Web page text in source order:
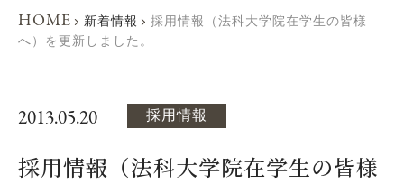
HOME 新着情報
採用情報（法科大学院在学生の皆様
へ）を更新しました。
2013.05.20 採用情報
採用情報（法科大学院在学生の皆様